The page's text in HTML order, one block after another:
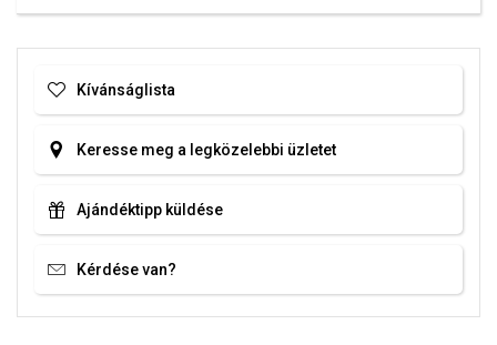
Kívánságlista
Keresse meg a legközelebbi üzletet
Ajándéktipp küldése
Kérdése van?